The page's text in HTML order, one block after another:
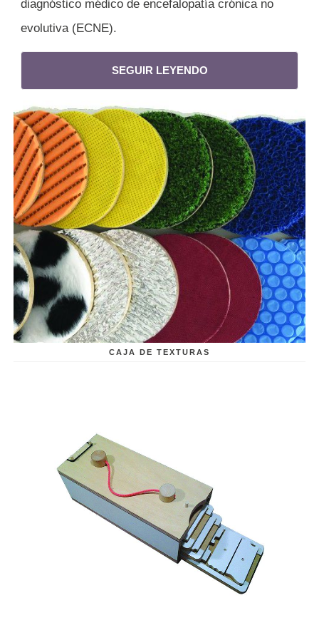
diagnóstico médico de encefalopatía crónica no
evolutiva (ECNE).
SEGUIR LEYENDO
CAJA DE TEXTURAS